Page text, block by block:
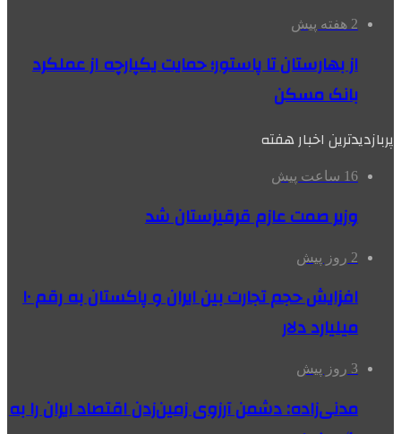
2 هفته پیش
از بهارستان تا پاستور؛ حمایت یکپارچه از عملکرد
بانک مسکن
پربازدیدترین اخبار هفته
16 ساعت پیش
وزیر صمت عازم قرقیزستان شد
2 روز پیش
افزایش حجم تجارت بین ایران و پاکستان به رقم ۱۰
میلیارد دلار
3 روز پیش
مدنی‌زاده: دشمن آرزوی زمین‌زدن اقتصاد ایران را به